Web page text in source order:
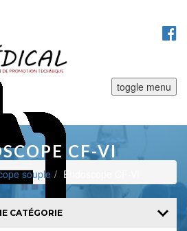
toggle menu
CF-VI
souple Endoscope CF-VI